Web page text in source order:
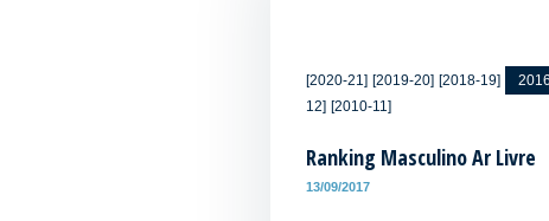
[2020-21] [2019-20] [2018-19]
12] [2010-11]
Ranking Masculino Ar Livre
13/09/2017